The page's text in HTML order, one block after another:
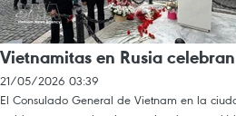
Vietnamitas en Rusia
21/05/2026 03:39
El Consulado General de Vietnam en la